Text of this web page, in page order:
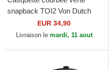
snapback TOI2 Von Dutch
EUR 34,90
Livraison le mardi, 11 aout